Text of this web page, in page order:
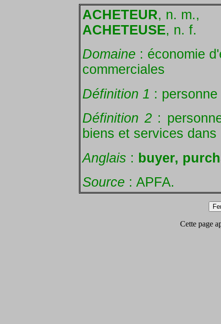
ACHETEUR, n. m.,
ACHETEUSE, n. f.
Domaine : économie
commerciales
Définition 1 :
Définition 2:
biens et services
Anglais : buyer,
Source : APFA.
Cette page